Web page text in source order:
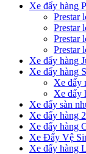
Xe đẩy hàng
Prestar
Prestar
Prestar
Prestar
Xe đẩy hàng
Xe đẩy hàng
Xe đẩy
Xe đẩy
Xe đẩy sàn
Xe đẩy hàng
Xe đẩy hàng
Xe Đẩy Vệ
Xe đẩy hàng